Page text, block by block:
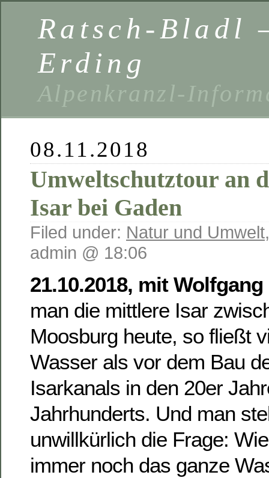
Ratsch-Bladl
Erding
Alpenkranzl-
08.11.2018
Umweltschutztour an
Isar bei Gaden
Filed under: Natur und Umwelt,
admin @ 18:06
21.10.2018, mit Wolfgang
man die mittlere Isar
Moosburg heute, so fließt
Wasser als vor dem Bau
Isarkanals in den 20er
Jahrhunderts. Und man
unwillkürlich die Frage:
immer noch das ganze